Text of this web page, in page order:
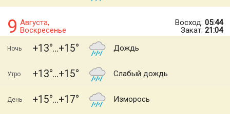
9 Августа,
Воскресенье
Восход: 05:44
Закат: 21:04
Ночь +13 +15 Дождь
Утро +13 +15 Слабый дождь
День +15 +17 Изморось